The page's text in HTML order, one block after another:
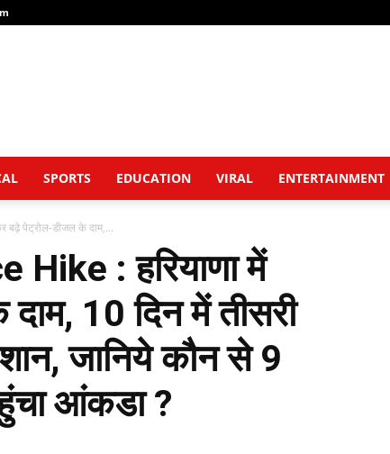
SPORTS EDUCATION VIRAL ENTERTAINMENT
बढ़े पेट्रोल-डीजल के दाम,...
: हरियाणा में
10 दिन में तीसरी
जानिये कौन से 9
आंकडा ?